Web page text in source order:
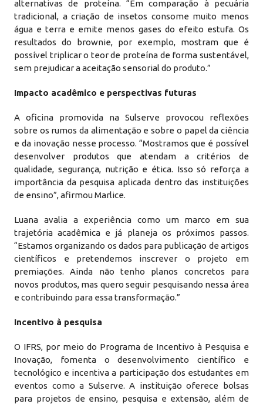
alternativas de proteína. “Em comparação à pecuária
tradicional, a criação de insetos consome muito menos
água e terra e emite menos gases do efeito estufa. Os
resultados do brownie, por exemplo, mostram que é
possível triplicar o teor de proteína de forma sustentável,
sem prejudicar a aceitação sensorial do produto.”
Impacto acadêmico e perspectivas futuras
A oficina promovida na Sulserve provocou reflexões
sobre os rumos da alimentação e sobre o papel da ciência
e da inovação nesse processo. “Mostramos que é possível
desenvolver produtos que atendam a critérios de
qualidade, segurança, nutrição e ética. Isso só reforça a
importância da pesquisa aplicada dentro das instituições
de ensino”, afirmou Marlice.
Luana avalia a experiência como um marco em sua
trajetória acadêmica e já planeja os próximos passos.
“Estamos organizando os dados para publicação de artigos
científicos e pretendemos inscrever o projeto em
premiações. Ainda não tenho planos concretos para
novos produtos, mas quero seguir pesquisando nessa área
e contribuindo para essa transformação.”
Incentivo à pesquisa
O IFRS, por meio do Programa de Incentivo à Pesquisa e
Inovação, fomenta o desenvolvimento científico e
tecnológico e incentiva a participação dos estudantes em
eventos como a Sulserve. A instituição oferece bolsas
para projetos de ensino, pesquisa e extensão, além de